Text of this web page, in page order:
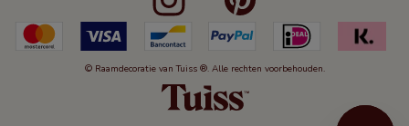
Veelgestelde Vragen
Kindveiligheid
Cookies
Herroepingsrecht
Verticale Jaloezieën
Duo Rolgordijnen
Duo Plisségordijnen
Badkamer Raamdecoratie
Slaapkamer Raamdecoratie
Keuken Raamdecoratie
De Jaloezieën Gids
Jaloezieënwoordenboek
© Raamdecoratie van Tuiss ®. Alle rechten voorbehouden.